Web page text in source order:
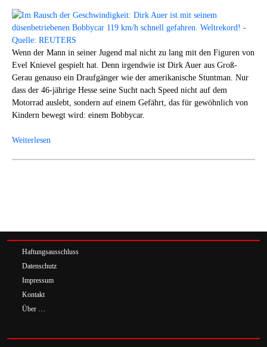
Wenn der Mann in seiner Jugend mal nicht zu lang mit den Figuren von
Evel Knievel gespielt hat. Denn irgendwie ist Dirk Auer aus Groß-
Gerau genauso ein Draufgänger wie der amerikanische Stuntman. Nur
dass der 46-jährige Hesse seine Sucht nach Speed nicht auf dem
Motorrad auslebt, sondern auf einem Gefährt, das für gewöhnlich von
Kindern bewegt wird: einem Bobbycar.
Weiterlesen
Haftungsausschluss
Datenschutz
Impressum
Kontakt
Über …